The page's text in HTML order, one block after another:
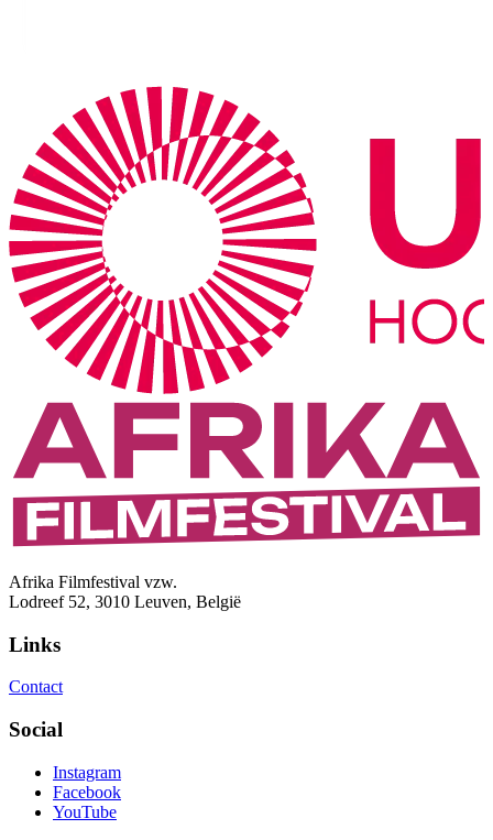
Afrika Filmfestival vzw.
Lodreef 52, 3010 Leuven, België
Links
Contact
Social
Instagram
Facebook
YouTube